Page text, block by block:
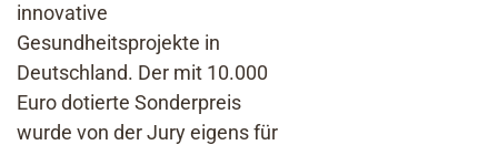
innovative
Gesundheitsprojekte in
Deutschland. Der mit 10.000
Euro dotierte Sonderpreis
wurde von der Jury eigens für